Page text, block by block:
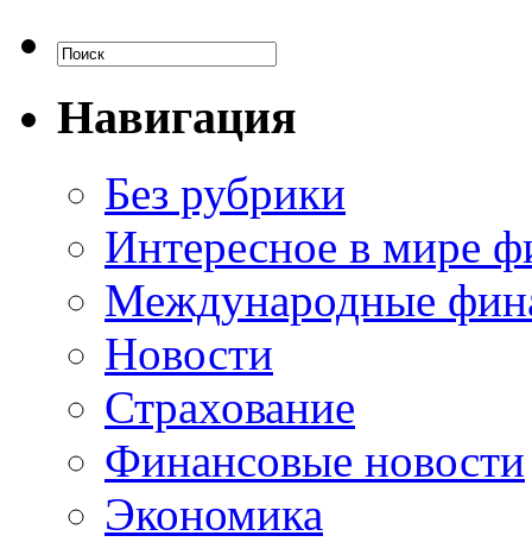
Навигация
Без рубрики
Интересное в мире
Международные
Новости
Страхование
Финансовые новости
Экономика